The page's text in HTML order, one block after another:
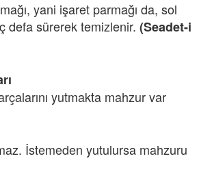
yani işaret parmağı da, sol
defa sürerek temizlenir. (Seadet-i
yutmakta mahzur var
İstemeden yutulursa mahzuru